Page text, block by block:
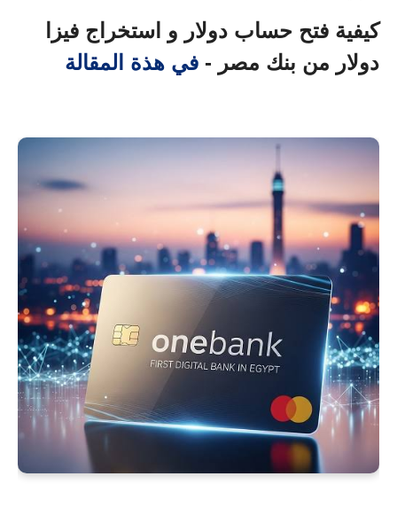
كيفية فتح حساب دولار و استخراج فيزا
دولار من بنك مصر - في هذة المقالة